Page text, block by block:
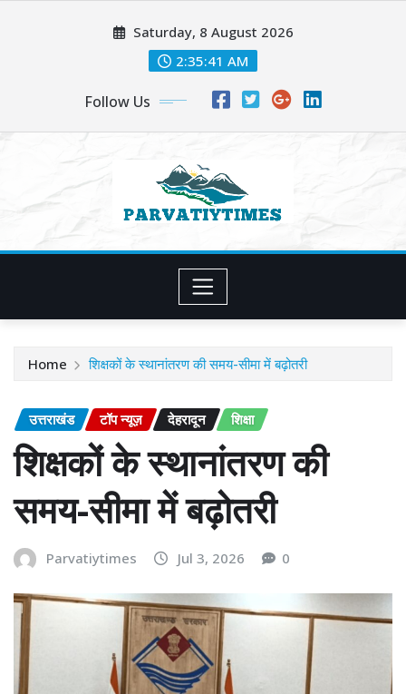
Saturday, 8 August 2026
2:35:43 AM
Follow Us
Home शिक्षकों के स्थानांतरण की समय-सीमा में बढ़ोतरी
उत्तराखंड टॉप न्यूज़ देहरादून शिक्षा
शिक्षकों के स्थानांतरण की
समय-सीमा में बढ़ोतरी
Parvatiytimes Jul 3, 2026 0